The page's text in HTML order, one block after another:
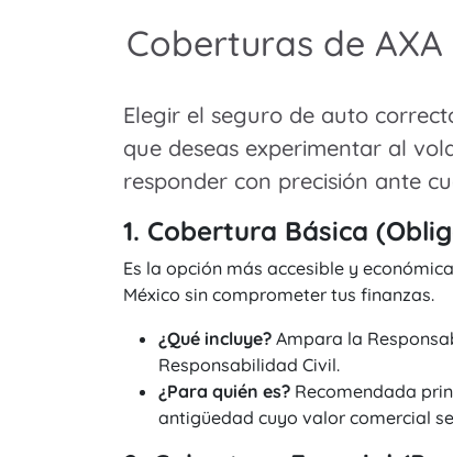
Coberturas de
Elegir el seguro de auto
que deseas experimentar al
responder con precisión ante
1. Cobertura Básica
Es la opción más accesible y
México sin comprometer tus finanzas.
¿Qué incluye? Ampara la
Responsabilidad Civil.
¿Para quién es? Recomendada
antigüedad cuyo valor comercial